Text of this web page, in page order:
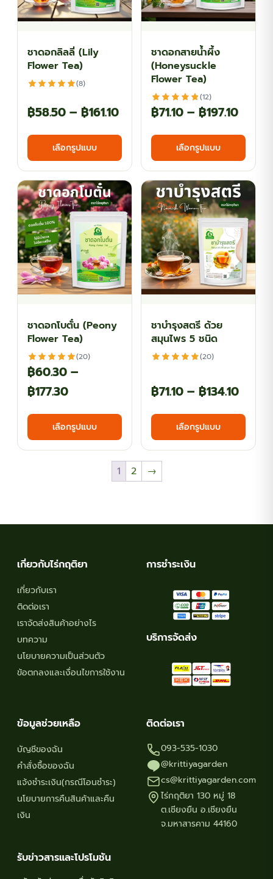
chosen
on
product
on
ชาดอกลิลลี่ (Lily
Flower Tea)
(8)
฿58.50 – ฿161.10Price
range:
through
฿161.10
เลือกรูปแบบ
This
has
multiple
variants.
The
options
may
be
chosen
on
product
ชาดอกสายน้ำผึ้ง
(Honeysuckle
Flower Tea)
(12)
฿71.10 – ฿197.10Price
range:
฿
เลือกรูปแบบ
This
has
The
may
be
on
ชาดอกโบตั๋น (Peony
Flower Tea)
(20)
฿60.30 –
฿177.30Price
range:
฿60.30
through
เลือกรูปแบบ
This
has
multiple
variants.
may
chosen
ชาบำรุงสตรี ด้วย
สมุนไพร 5 ชนิด
(20)
฿71.10 – ฿134.10Price
range:
เลือกรูปแบบ
This
has
may
1 2 →
เกี่ยวกับไร่กฤติยา
เกี่ยวกับเรา
ติดต่อเรา
เราจัดส่งสินค้าอย่างไร
บทความ
นโยบายความเป็นส่วนตัว
ข้อตกลงและเงื่อนไขการใช้งาน
การชำระเงิน
บริการจัดส่ง
ข้อมูลช่วยเหลือ
บัญชีของฉัน
คำสั่งซื้อของฉัน
แจ้งชำระเงิน(กรณีโอนชำระ)
นโยบายการคืนสินค้าและคืน
เงิน
ติดต่อเรา
093-535-1030
@krittiyagarden
cs@krittiyagarden.com
ไร่กฤติยา 130 หมู่ 18
ต.เชียงยืน อ.เชียงยืน
จ.มหาสารคาม 44160
รับข่าวสารและโปรโมชัน